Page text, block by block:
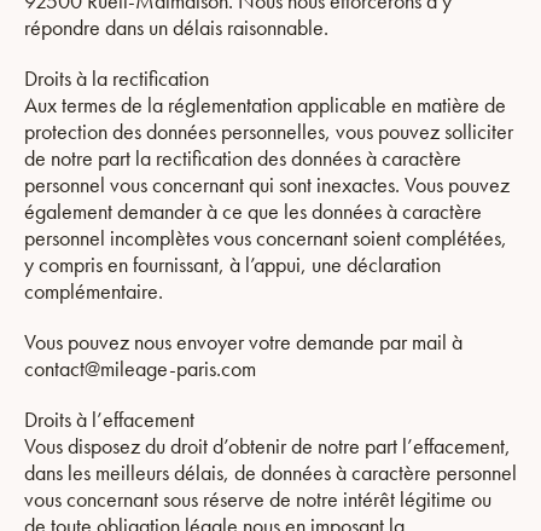
répondre dans un délais raisonnable.
Droits à la rectification
Aux termes de la réglementation applicable en matière de
protection des données personnelles, vous pouvez solliciter
de notre part la rectification des données à caractère
personnel vous concernant qui sont inexactes. Vous pouvez
également demander à ce que les données à caractère
personnel incomplètes vous concernant soient complétées,
y compris en fournissant, à l’appui, une déclaration
complémentaire.
Vous pouvez nous envoyer votre demande par mail à
contact@mileage-paris.com
Droits à l’effacement
Vous disposez du droit d’obtenir de notre part l’effacement,
dans les meilleurs délais, de données à caractère personnel
vous concernant sous réserve de notre intérêt légitime ou
de toute obligation légale nous en imposant la